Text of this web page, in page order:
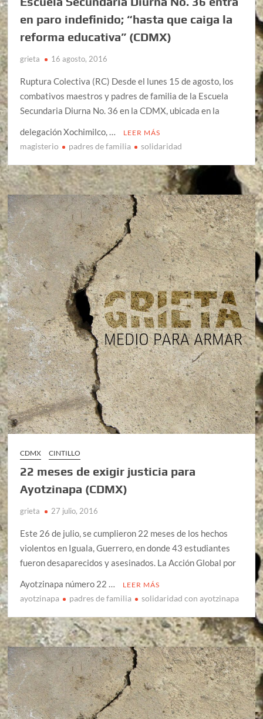
en paro indefinido; “hasta que caiga la
reforma educativa” (CDMX)
grieta 16 agosto, 2016
Ruptura Colectiva (RC) Desde el lunes 15 de agosto, los
combativos maestros y padres de familia de la Escuela
Secundaria Diurna No. 36 en la CDMX, ubicada en la
delegación Xochimilco, …
LEER MÁS
magisterio padres de familia solidaridad
CDMX CINTILLO
22 meses de exigir justicia para
Ayotzinapa (CDMX)
grieta 27 julio, 2016
Este 26 de julio, se cumplieron 22 meses de los hechos
violentos en Iguala, Guerrero, en donde 43 estudiantes
fueron desaparecidos y asesinados. La Acción Global por
Ayotzinapa número 22 …
LEER MÁS
ayotzinapa padres de familia solidaridad con ayotzinapa